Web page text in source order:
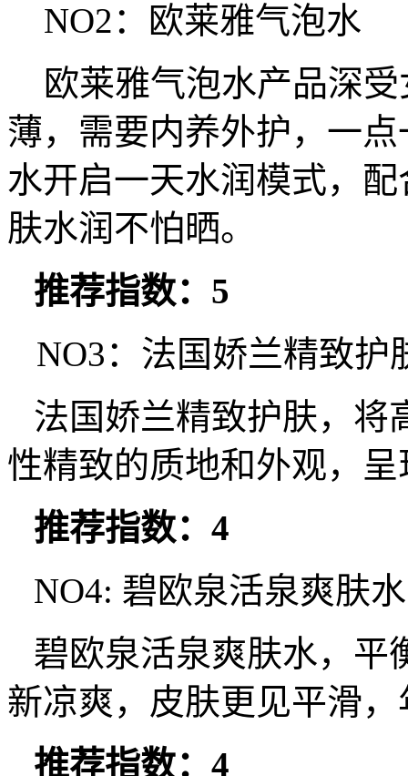
NO2：欧莱雅气泡水
欧莱雅气泡水产品深受
薄，需要内养外护，一
水开启一天水润模式，
肤水润不怕晒。
推荐指数：5
NO3：法国娇兰精致护
法国娇兰精致护肤，将
性精致的质地和外观，
推荐指数：4
NO4: 碧欧泉活泉爽肤水
碧欧泉活泉爽肤水，平
新凉爽，皮肤更见平滑
推荐指数：4